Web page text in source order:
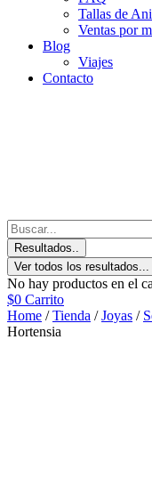
Tallas de
Ventas por
Blog
Viajes
Contacto
Resultados..
Ver todos los resultados...
No hay productos en el
$0 Carrito
Home /Tienda /Joyas /
Hortensia